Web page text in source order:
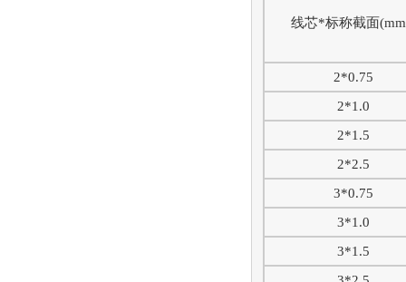
线芯*标称截面(mm
2*0.75
2*1.0
2*1.5
2*2.5
3*0.75
3*1.0
3*1.5